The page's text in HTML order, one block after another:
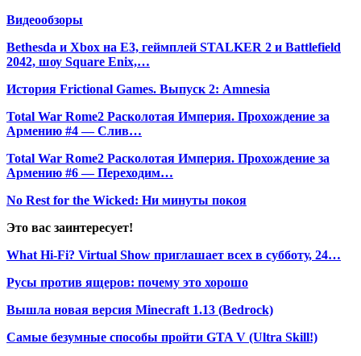
Видеообзоры
Bethesda и Xbox на E3, геймплей STALKER 2 и Battlefield
2042, шоу Square Enix,…
История Frictional Games. Выпуск 2: Amnesia
Total War Rome2 Расколотая Империя. Прохождение за
Армению #4 — Слив…
Total War Rome2 Расколотая Империя. Прохождение за
Армению #6 — Переходим…
No Rest for the Wicked: Ни минуты покоя
Это вас заинтересует!
What Hi-Fi? Virtual Show приглашает всех в субботу, 24…
Русы против ящеров: почему это хорошо
Вышла новая версия Minecraft 1.13 (Bedrock)
Самые безумные способы пройти GTA V (Ultra Skill!)